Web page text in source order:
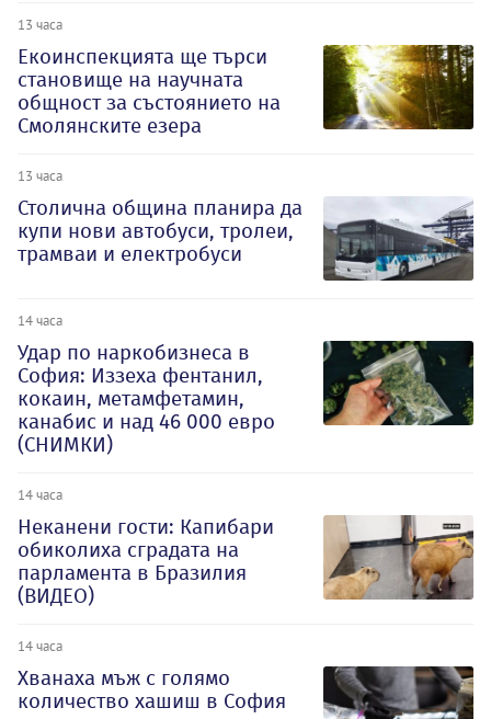
13 часа
Екоинспекцията ще търси
становище на научната
общност за състоянието на
Смолянските езера
13 часа
Столична община планира да
купи нови автобуси, тролеи,
трамваи и електробуси
14 часа
Удар по наркобизнеса в
София: Иззеха фентанил,
кокаин, метамфетамин,
канабис и над 46 000 евро
(СНИМКИ)
14 часа
Неканени гости: Капибари
обиколиха сградата на
парламента в Бразилия
(ВИДЕО)
14 часа
Хванаха мъж с голямо
количество хашиш в София